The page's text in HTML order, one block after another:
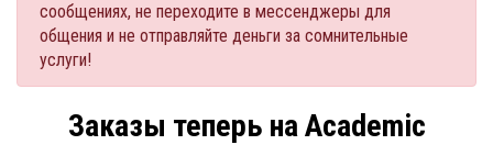
сообщениях, не переходите в мессенджеры для
общения и не отправляйте деньги за сомнительные
услуги!
Заказы теперь на Academic